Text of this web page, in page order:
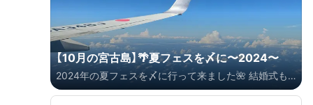
【10月の宮古島】🌴夏フェスを〆に〜2024〜
2024年の夏フェスを〆に行って来ました🌺 結婚式も
終わったし、いっぱい食べていっぱい日焼けしてきたょ